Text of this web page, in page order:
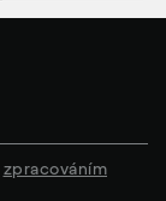
zpracováním